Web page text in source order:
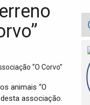
animais “O
associação.